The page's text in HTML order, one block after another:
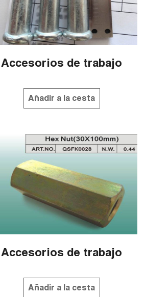
Accesorios de trabajo
Añadir a la cesta
Accesorios de trabajo
Añadir a la cesta